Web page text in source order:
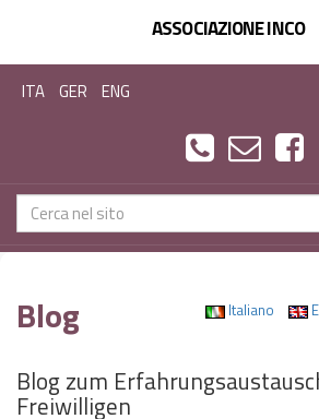
ASSOCIAZIONE INCO
ITA GER ENG
Italiano
Blog
Blog zum
Freiwilligen